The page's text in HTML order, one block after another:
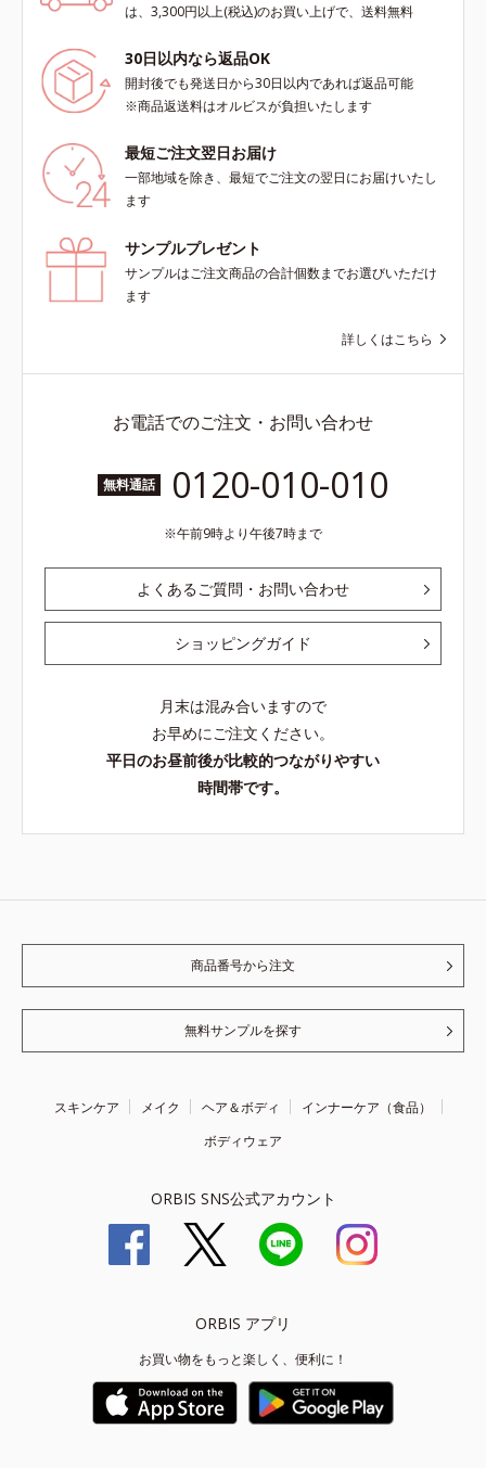
は、3,300円以上(税込)のお買い上げで、送料無料
30日以内なら返品OK
開封後でも発送日から30日以内であれば返品可能
※商品返送料はオルビスが負担いたします
最短ご注文翌日お届け
一部地域を除き、最短でご注文の翌日にお届けいたし
ます
サンプルプレゼント
サンプルはご注文商品の合計個数までお選びいただけ
ます
詳しくはこちら
お電話でのご注文・お問い合わせ
無料通話 0120-010-010
午前9時より午後7時まで
よくあるご質問・お問い合わせ
ショッピングガイド
月末は混み合いますので
お早めにご注文ください。
平日のお昼前後が比較的つながりやすい
時間帯です。
商品番号から注文
無料サンプルを探す
スキンケア メイク ヘア＆ボディ
インナーケア（食品）
ボディウェア
ORBIS SNS公式アカウント
ORBIS アプリ
お買い物をもっと楽しく、便利に！